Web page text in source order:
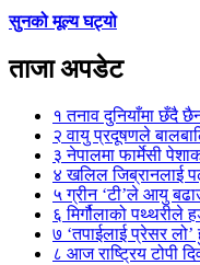
सुनको मूल्य घट्यो
ताजा अपडेट
१ तनाव दुनियाँमा छँदै
२ वायु प्रदूषणले
३ नेपालमा फार्मेसी
४ खलिल जिब्रानलाई
५ग्रीन ‘टी’ले आयु
६ मिर्गौलाको पथ्थरीले
७ ‘तपाईलाई प्रेसर
८ आज राष्ट्रिय टोपी